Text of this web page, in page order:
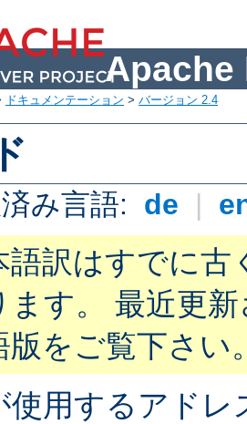
Apache
ドキュメンテーション > バージョン 2.4
み言語: de |
語訳はすでに古
ます。 最近更
版をご覧下さい
使用するアド